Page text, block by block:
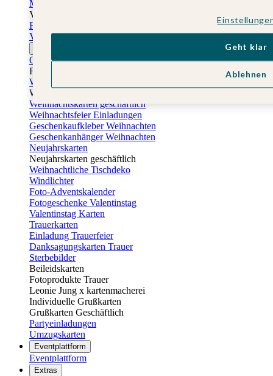
Muttertagskarten
Vatertag
Fotogeschenke Vatertag
Vatertagskarten
Osterkarten
Fotogeschenke zu Ostern
Weihnachtskarten
Weihnachtskarten selbst gestalten
Weihnachtskarten geschäftlich
Weihnachtsfeier Einladungen
Geschenkaufkleber Weihnachten
Geschenkanhänger Weihnachten
Neujahrskarten
Neujahrskarten geschäftlich
Weihnachtliche Tischdeko
Windlichter
Foto-Adventskalender
Fotogeschenke Valentinstag
Valentinstag Karten
Trauerkarten
Einladung Trauerfeier
Danksagungskarten Trauer
Sterbebilder
Beileidskarten
Fotoprodukte Trauer
Leonie Jung x kartenmacherei
Individuelle Grußkarten
Grußkarten Geschäftlich
Partyeinladungen
Umzugskarten
Eventplattform
Eventplattform
Extras
Ablehnen
Geht klar